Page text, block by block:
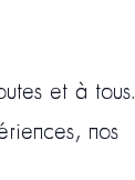
et à tous.
nos